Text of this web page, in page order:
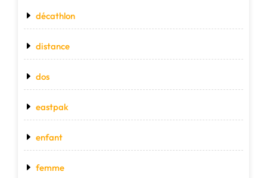
décathlon
distance
dos
eastpak
enfant
femme